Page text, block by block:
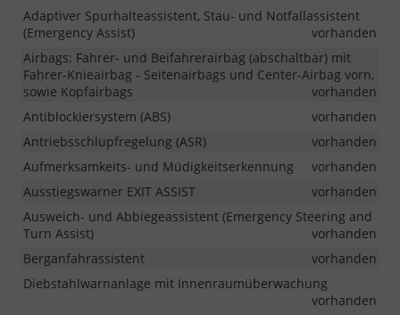
Adaptiver Spurhalteassistent, Stau- und Notfallassistent
(Emergency Assist)
vorhanden
Airbags: Fahrer- und Beifahrerairbag (abschaltbar) mit
Fahrer-Knieairbag - Seitenairbags und Center-Airbag vorn,
sowie Kopfairbags
vorhanden
Antiblockiersystem (ABS)
vorhanden
Antriebsschlupfregelung (ASR)
vorhanden
Aufmerksamkeits- und Müdigkeitserkennung
vorhanden
Ausstiegswarner EXIT ASSIST
vorhanden
Ausweich- und Abbiegeassistent (Emergency Steering and
Turn Assist)
vorhanden
Berganfahrassistent
vorhanden
Diebstahlwarnanlage mit Innenraumüberwachung
vorhanden